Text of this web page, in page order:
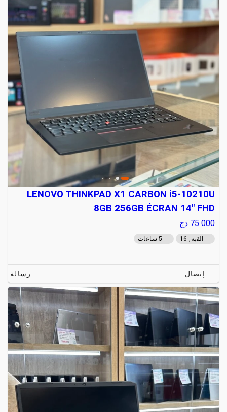
LENOVO THINKPAD X1 CARBON i5-10210U
8GB 256GB ÉCRAN 14" FHD
75 000 دج
القبة, 16 5 ساعات
إتصال رسالة